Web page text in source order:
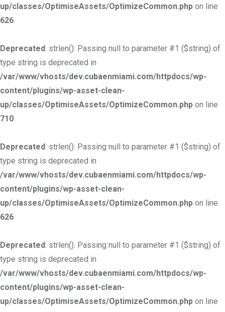
up/classes/OptimiseAssets/OptimizeCommon.php on line
626
Deprecated: strlen(): Passing null to parameter #1 ($string) of
type string is deprecated in
/var/www/vhosts/dev.cubaenmiami.com/httpdocs/wp-
content/plugins/wp-asset-clean-
up/classes/OptimiseAssets/OptimizeCommon.php on line
710
Deprecated: strlen(): Passing null to parameter #1 ($string) of
type string is deprecated in
/var/www/vhosts/dev.cubaenmiami.com/httpdocs/wp-
content/plugins/wp-asset-clean-
up/classes/OptimiseAssets/OptimizeCommon.php on line
626
Deprecated: strlen(): Passing null to parameter #1 ($string) of
type string is deprecated in
/var/www/vhosts/dev.cubaenmiami.com/httpdocs/wp-
content/plugins/wp-asset-clean-
up/classes/OptimiseAssets/OptimizeCommon.php on line